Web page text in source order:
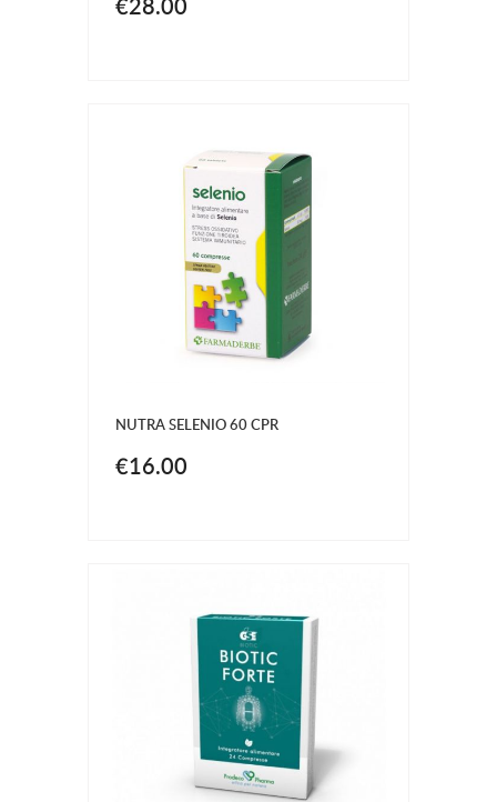
NUTRA SELENIO 60 CPR
€16.00